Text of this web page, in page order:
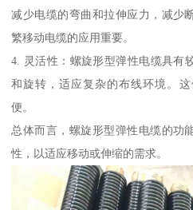
减少电缆的弯曲和拉伸应力，减少
繁移动电缆的应用重要。
4. 灵活性：螺旋形型弹性电缆具有
和旋转，适应复杂的布线环境。
便。
总体而言，螺旋形型弹性电缆的功
性，以适应移动或伸缩的需求。